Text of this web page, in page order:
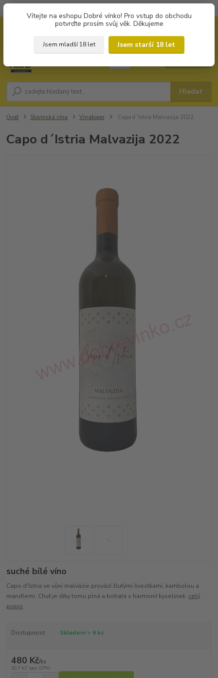
Vítejte na eshopu Dobré vínko! Pro vstup do obchodu
potvrďte prosím svůj věk. Děkujeme
Jsem mladší 18 let
Jsem starší 18 let
Hledat
Úvod Slovinská vína Vinakoper Capo d´Istria Malvazija 2022
Capo d´Istria Malvazija 2022
suché bílé víno
Capo d'Istria ve vůni malvázie provází žlutými švestkami, kambolou a
mandlemi. Chuť je díky tomu plná a bohatá s harmonií kyselinek. celý
popis
Dostupnost Skladem > 6 ks
480 Kč/ks
397 Kč bez DPH